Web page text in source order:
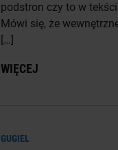
podstron czy to w
Mówi się, że
[…]
WIĘCEJ
GUGIEL